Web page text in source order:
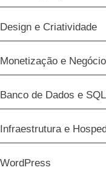
Design e Criatividade
Monetização e
Banco de Dados e SQL
Infraestrutura e
WordPress